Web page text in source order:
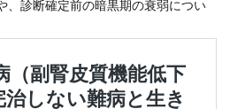
、診断確定前の暗黒期の衰弱につい